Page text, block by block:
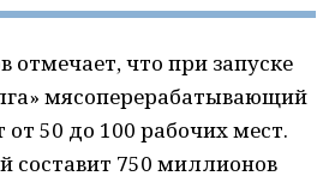
отмечает, что при запуске
мясоперерабатывающий
от 50 до 100 рабочих мест.
составит 750 миллионов